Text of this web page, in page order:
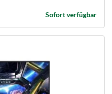
Sofort verfügbar